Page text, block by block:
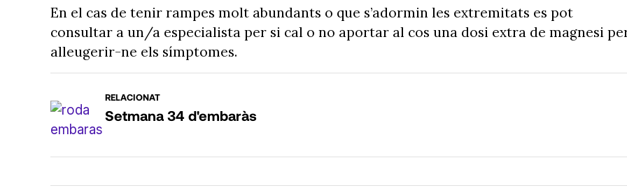
En el cas de tenir rampes molt abundants o que s’adormin les extremitats es pot
consultar a un/a especialista per si cal o no aportar al cos una dosi extra de magnesi
alleugerir-ne els símptomes.
RELACIONAT
Setmana 34 d'embaràs